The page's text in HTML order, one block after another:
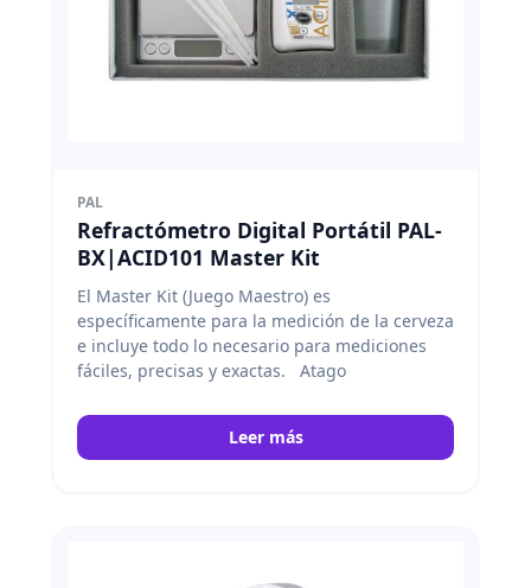
PAL
Refractómetro Digital Portátil PAL-
BX|ACID101 Master Kit
El Master Kit (Juego Maestro) es
específicamente para la medición de la cerveza
e incluye todo lo necesario para mediciones
fáciles, precisas y exactas.
Atago
Leer más